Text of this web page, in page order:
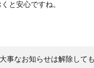
と安心ですね。
事なお知らせは解除して